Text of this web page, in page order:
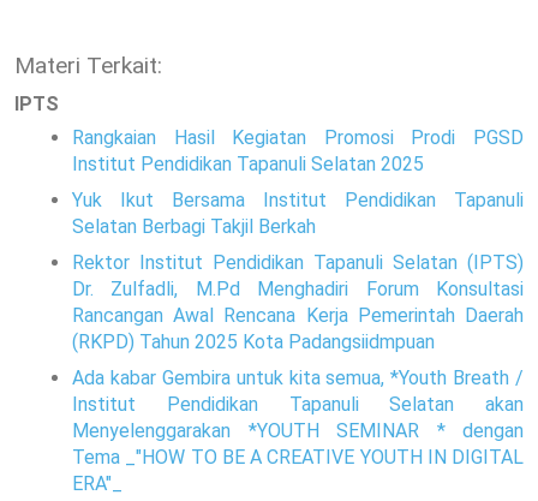
Materi Terkait:
IPTS
Rangkaian Hasil Kegiatan Promosi Prodi PGSD
Institut Pendidikan Tapanuli Selatan 2025
Yuk Ikut Bersama Institut Pendidikan Tapanuli
Selatan Berbagi Takjil Berkah
Rektor Institut Pendidikan Tapanuli Selatan (IPTS)
Dr. Zulfadli, M.Pd Menghadiri Forum Konsultasi
Rancangan Awal Rencana Kerja Pemerintah Daerah
(RKPD) Tahun 2025 Kota Padangsiidmpuan
Ada kabar Gembira untuk kita semua, *Youth Breath /
Institut Pendidikan Tapanuli Selatan akan
Menyelenggarakan *YOUTH SEMINAR * dengan
Tema _"HOW TO BE A CREATIVE YOUTH IN DIGITAL
ERA"_